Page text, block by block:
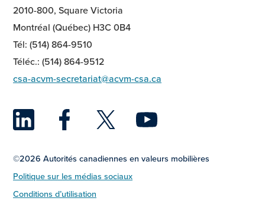
2010-800, Square Victoria
Montréal (Québec) H3C 0B4
Tél: (514) 864-9510
Téléc.: (514) 864-9512
csa-acvm-secretariat@acvm-csa.ca
LinkedIn
Facebook
Twitter
©2026 Autorités canadiennes en valeurs mobilières
Politique sur les médias sociaux
Conditions d’utilisation